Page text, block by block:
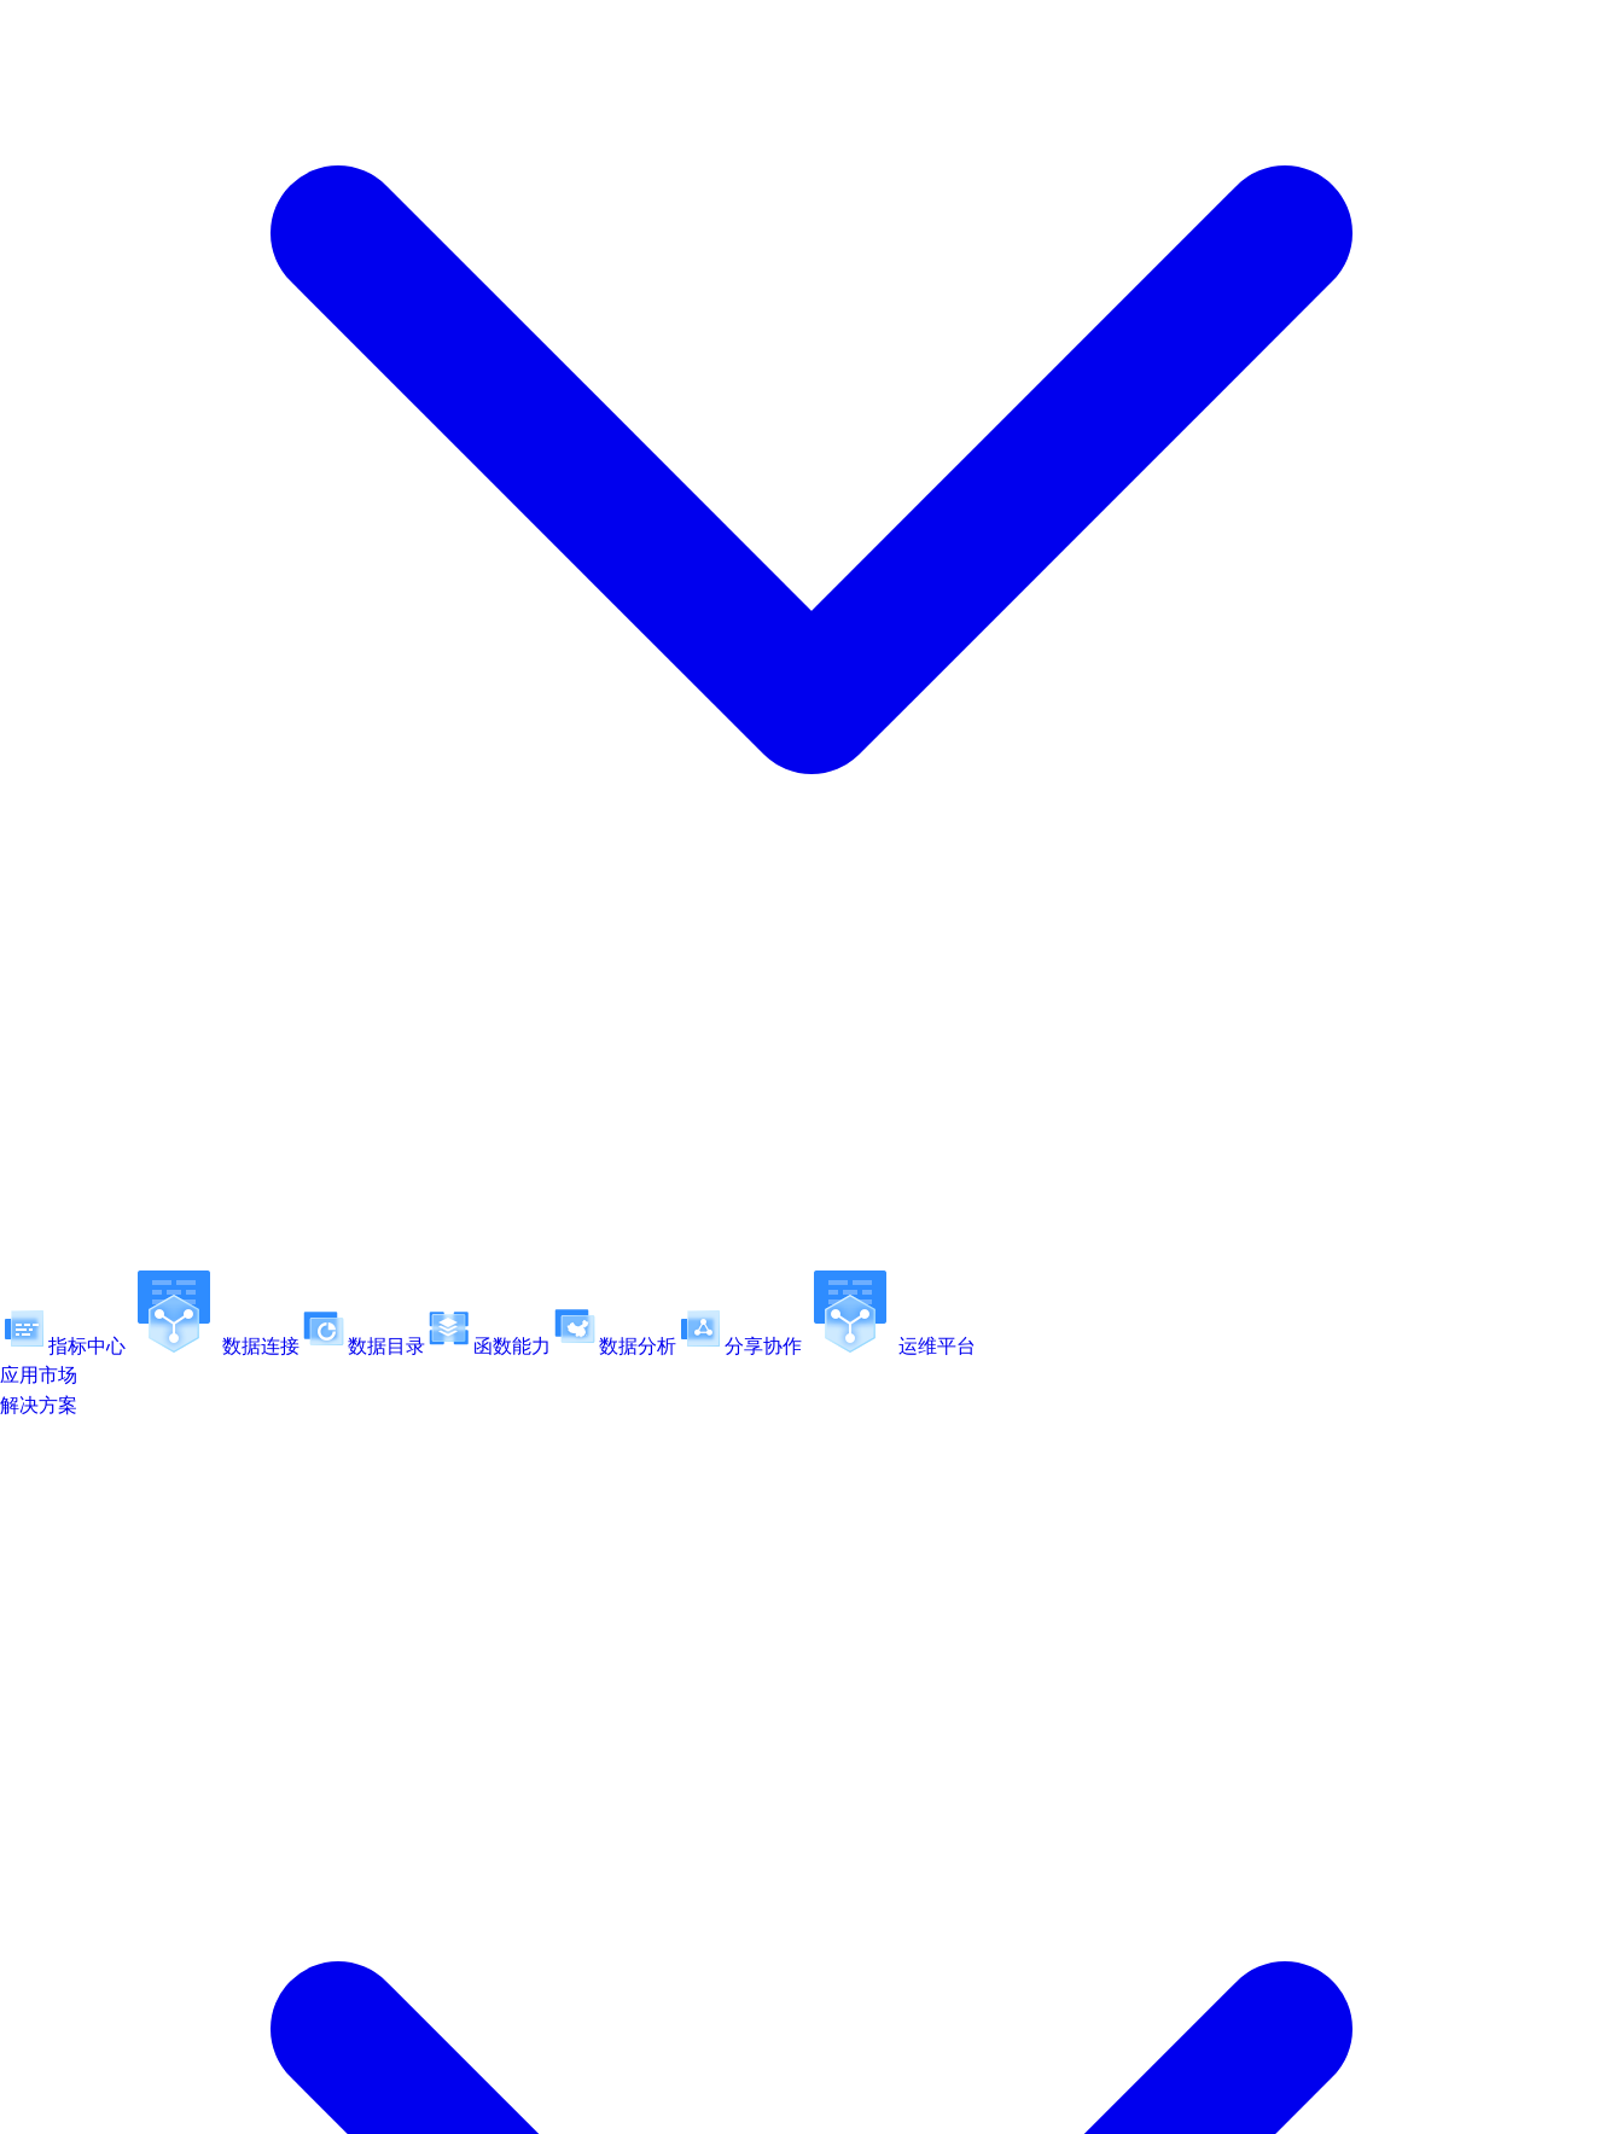
指标中心 数据连接 数据目录 函数能力 数据分析 分享协作 运维平台
应用市场
解决方案